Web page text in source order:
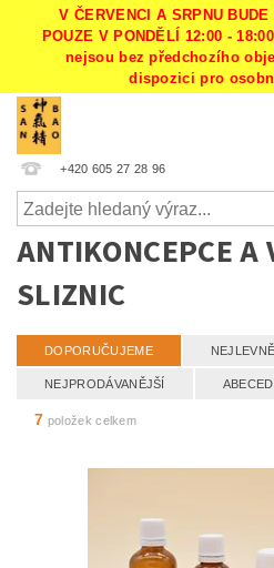
V ČERVENCI A SRPNU BUDE
POUZE V PONDĚLÍ 12:00 -
nejsou bez předchozího
dispozici pro
+420 605 27 28 96
ANTIKONCEPCE A
SLIZNIC
DOPORUČUJEME
NEJPRODÁVANĚJŠÍ
7 položek celkem